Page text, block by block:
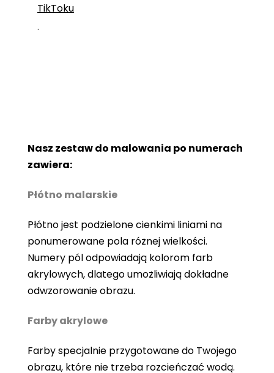
TikToku
.
Nasz zestaw do malowania po numerach
zawiera:
Płótno malarskie
Płótno jest podzielone cienkimi liniami na
ponumerowane pola różnej wielkości.
Numery pól odpowiadają kolorom farb
akrylowych, dlatego umożliwiają dokładne
odwzorowanie obrazu.
Farby akrylowe
Farby specjalnie przygotowane do Twojego
obrazu, które nie trzeba rozcieńczać wodą.